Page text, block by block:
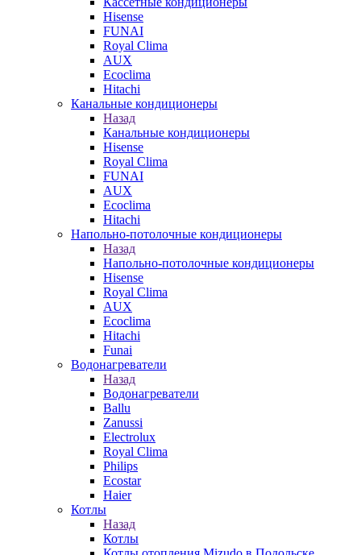
Hisense
FUNAI
Royal Clima
AUX
Ecoclima
Hitachi
Канальные кондиционеры
Назад
Канальные кондиционеры
Hisense
Royal Clima
FUNAI
AUX
Ecoclima
Hitachi
Напольно-потолочные кондиционеры
Назад
Напольно-потолочные кондиционеры
Hisense
Royal Clima
AUX
Ecoclima
Hitachi
Funai
Водонагреватели
Назад
Водонагреватели
Ballu
Zanussi
Electrolux
Royal Clima
Philips
Ecostar
Haier
Котлы
Назад
Котлы